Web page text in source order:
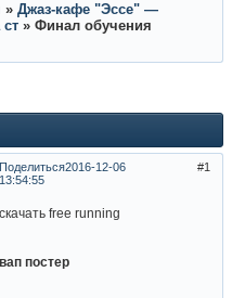
» Джаз-кафе "Эссе" —
» Финал обучения
Поделиться 1
2016-12-06
13:54:55
скачать free running
вап постер